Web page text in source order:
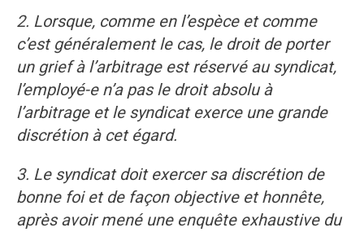
2. Lorsque, comme en l’espèce et comme
c’est généralement le cas, le droit de porter
un grief à l’arbitrage est réservé au syndicat,
l’employé-e n’a pas le droit absolu à
l’arbitrage et le syndicat exerce une grande
discrétion à cet égard.
3. Le syndicat doit exercer sa discrétion de
bonne foi et de façon objective et honnête,
après avoir mené une enquête exhaustive du